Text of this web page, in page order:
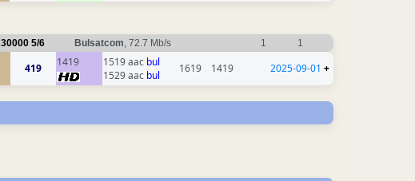
30000 5/6 Bulsatcom, 72.7 Mb/s 1 1
419 1419 1519 aac bul
1529 aac bul
1619 1419 2025-09-01 +